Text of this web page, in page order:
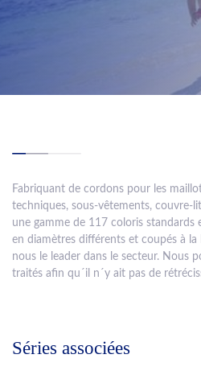
Fabriquant de cordons pour les
techniques, sous-vêtements, couvre-
une gamme de 117 coloris standards
en diamètres différents et coupés à
nous le leader dans le secteur. Nous
traités afin qu´il n´y ait pas de
Séries associées